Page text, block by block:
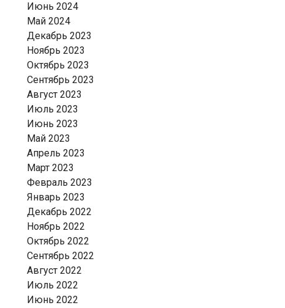
Июнь 2024
Май 2024
Декабрь 2023
Ноябрь 2023
Октябрь 2023
Сентябрь 2023
Август 2023
Июль 2023
Июнь 2023
Май 2023
Апрель 2023
Март 2023
Февраль 2023
Январь 2023
Декабрь 2022
Ноябрь 2022
Октябрь 2022
Сентябрь 2022
Август 2022
Июль 2022
Июнь 2022